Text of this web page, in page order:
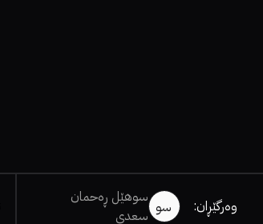
وەرگێڕان: سو
سوهێل ڕەحمان
سعدی